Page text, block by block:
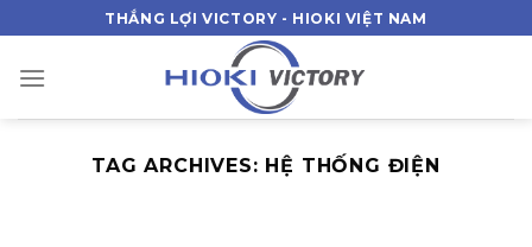
to
content
THẮNG LỢI VICTORY - HIOKI VIỆT NAM
TAG ARCHIVES: HỆ THỐNG ĐIỆN